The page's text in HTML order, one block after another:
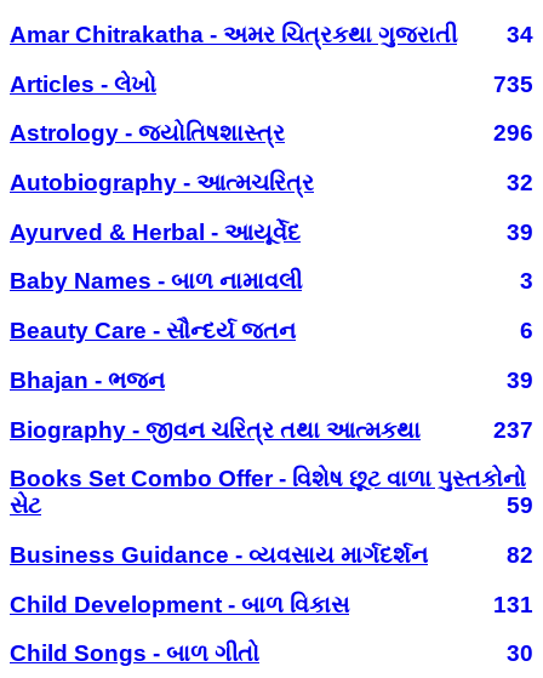
Amar Chitrakatha - અમર ચિત્રકથા ગુજરાતી
34
Articles - લેખો
735
Astrology - જ્યોતિષશાસ્ત્ર
296
Autobiography - આત્મચરિત્ર
32
Ayurved & Herbal - આયૂર્વેદ
39
Baby Names - બાળ નામાવલી
3
Beauty Care - સૌન્દર્ય જતન
6
Bhajan - ભજન
39
Biography - જીવન ચરિત્ર તથા આત્મકથા
237
Books Set Combo Offer - વિશેષ છૂટ વાળા પુસ્તકોનો
સેટ
59
Business Guidance - વ્યવસાય માર્ગદર્શન
82
Child Development - બાળ વિકાસ
131
Child Songs - બાળ ગીતો
30